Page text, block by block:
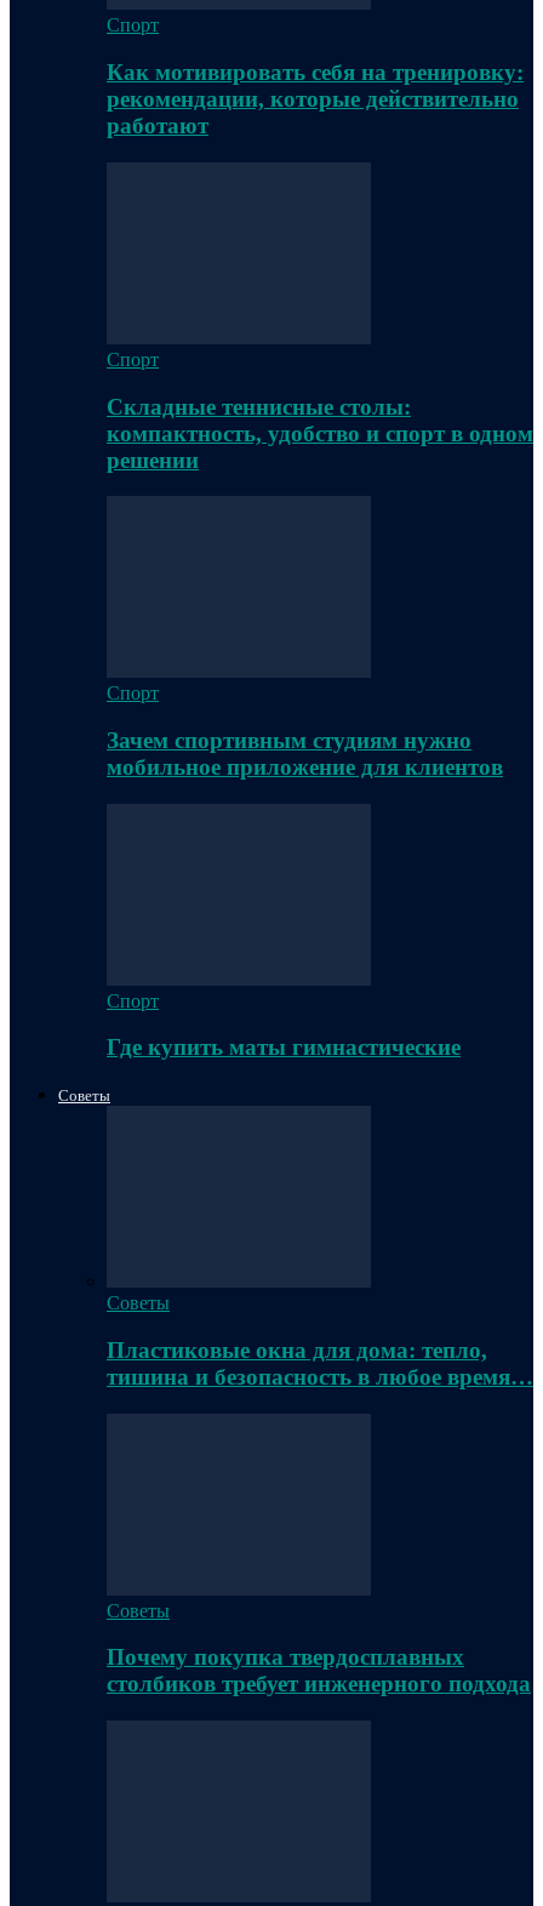
Спорт
Как мотивировать себя на тренировку:
рекомендации, которые действительно
работают
Спорт
Складные теннисные столы:
компактность, удобство и спорт в одном
решении
Спорт
Зачем спортивным студиям нужно
мобильное приложение для клиентов
Спорт
Где купить маты гимнастические
Советы
Советы
Пластиковые окна для дома: тепло,
тишина и безопасность в любое время…
Советы
Почему покупка твердосплавных
столбиков требует инженерного подхода